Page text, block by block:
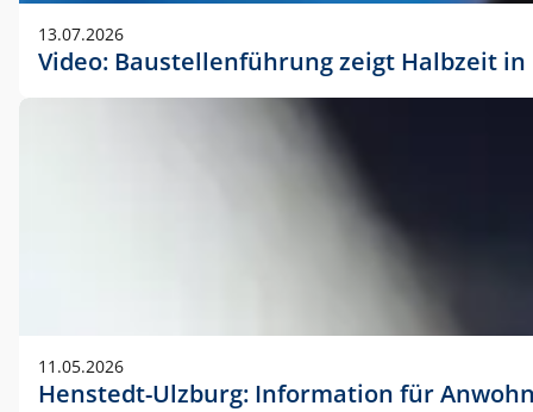
13.07.2026
Video: Baustellenführung zeigt Halbzeit
11.05.2026
Henstedt-Ulzburg: Information für